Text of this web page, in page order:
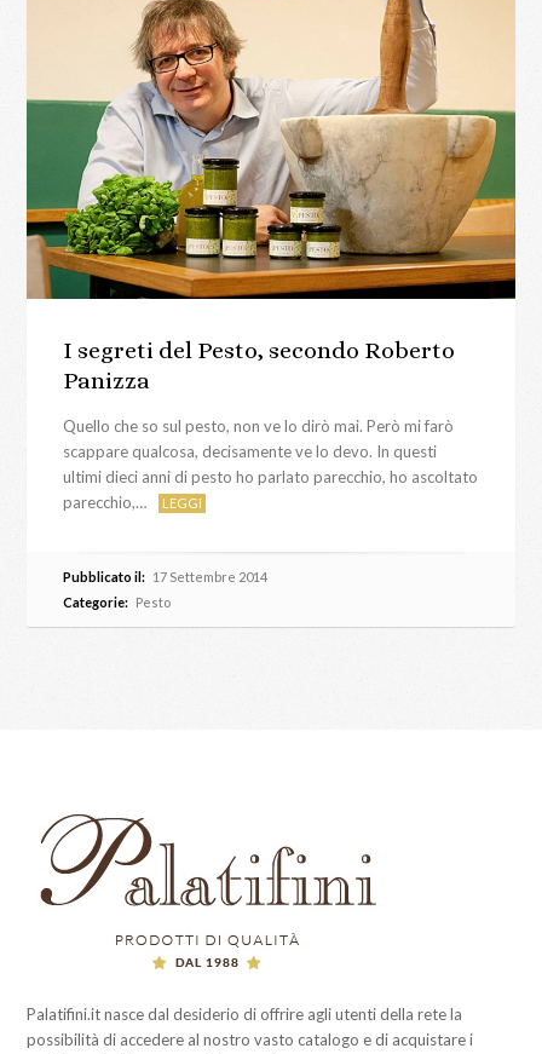
I segreti del Pesto, secondo Roberto
Panizza
Quello che so sul pesto, non ve lo dirò mai. Però mi farò
scappare qualcosa, decisamente ve lo devo. In questi
ultimi dieci anni di pesto ho parlato parecchio, ho ascoltato
parecchio,…
LEGGI
Pubblicato il: 17 Settembre 2014
Categorie: Pesto
Palatifini.it nasce dal desiderio di offrire agli utenti della rete la
possibilità di accedere al nostro vasto catalogo e di acquistare i